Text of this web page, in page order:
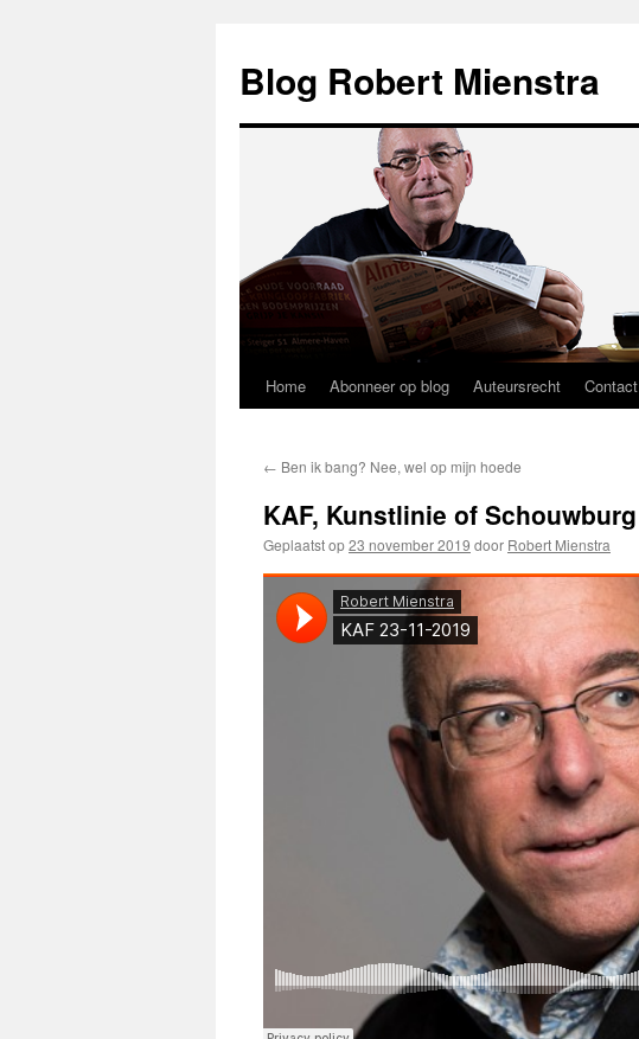
Blog Robert Mienstra
inhoud
Home Abonneer op blog Auteursrecht Contact
← Ben ik bang? Nee, wel op mijn hoede
KAF, Kunstlinie of Schouwburg
Geplaatst op23 november 2019 door Robert Mienstra